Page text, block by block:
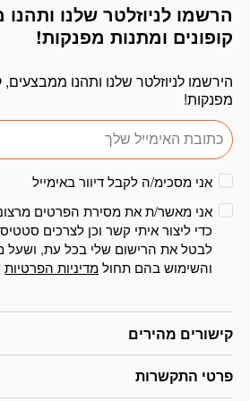
קישורים מהירים
פרטי התקשרות
הרשמו לניוזלטר שלנו
קופונים ומתנות מפנקות!
הירשמו לניוזלטר שלנו ותהנו ממבצעים,
מפנקות!
דוא׳׳ל
אני מסכימ/ה לקבל דיוור באימייל
אני מאשר/ת את מסירת הפרטים
כדי ליצור איתי קשר וכן לצרכים
לבטל את הרישום שלי בכל עת, ושעל
והשימוש בהם תחולמדיניות הפרטיות